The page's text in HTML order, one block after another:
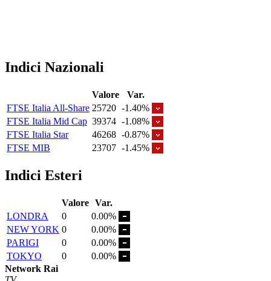
Indici Nazionali
Valore
Var.
FTSE Italia All-Share 25720 -1.40%
FTSE Italia Mid Cap 39374 -1.08%
FTSE Italia Star
46268 -0.87%
FTSE MIB
23707 -1.45%
Indici Esteri
Valore Var.
LONDRA
0
0.00%
NEW YORK 0
0.00%
PARIGI
0
0.00%
TOKYO
0
0.00%
Network Rai